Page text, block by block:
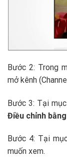
Bước 2: Trong
mở kênh
Bước 3: Tại
Điều chỉnh
Bước 4: Tại
muốn xem.